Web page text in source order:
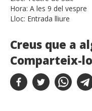
Hora: A les 9 del vespre
Lloc: Entrada lliure
Creus que a
Comparteix-